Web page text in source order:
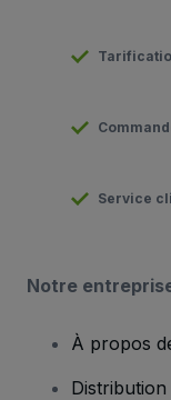
Service
Notre
À propos